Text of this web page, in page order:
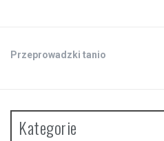
Przeprowadzki tanio
Kategorie